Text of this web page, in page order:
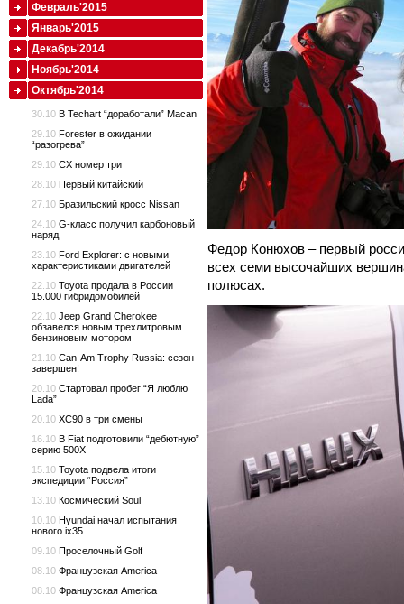
Федор Конюхов – первый
всех семи высочайших
полюсах.
Февраль'2015
Январь'2015
Декабрь'2014
Ноябрь'2014
Октябрь'2014
30.10 В Techart “доработали” Macan
29.10 Forester в ожидании
“разогрева”
29.10 CX номер три
28.10 Первый китайский
27.10 Бразильский кросс Nissan
24.10 G-класс получил карбоновый
наряд
23.10 Ford Explorer: с новыми
характеристиками двигателей
22.10 Toyota продала в России
15.000 гибридомобилей
22.10 Jeep Grand Cherokee
обзавелся новым трехлитровым
бензиновым мотором
21.10 Can-Am Trophy Russia: сезон
завершен!
20.10 Стартовал пробег “Я люблю
Lada”
20.10 XC90 в три смены
16.10 В Fiat подготовили “дебютную”
серию 500X
15.10 Toyota подвела итоги
экспедиции “Россия”
13.10 Космический Soul
10.10 Hyundai начал испытания
нового ix35
09.10 Проселочный Golf
08.10 Французская America
08.10 Французская America